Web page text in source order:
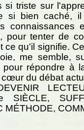
si triste sur
si bien caché,
connaissances
pour tenter de
ce qu'il signifie.
me semble,
pour répondre à
du débat
SIÈCLE,
MÉTHODE,